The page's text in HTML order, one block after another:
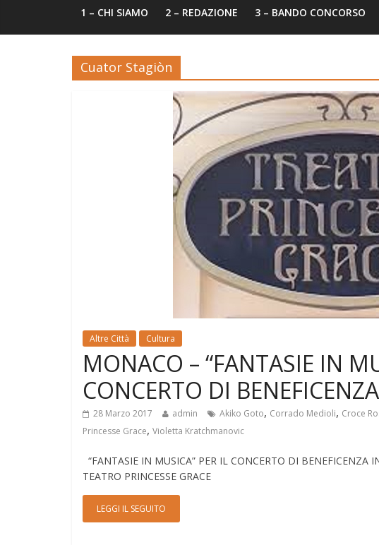
1 – CHI SIAMO 2 – REDAZIONE 3 – BANDO CONCORSO
Cuator Stagiòn
Altre Città Cultura
MONACO – “FANTASIE IN
CONCERTO DI BENEFICENZA
28 Marzo 2017 admin Akiko Goto, Corrado Medioli, Croce
Princesse Grace, Violetta Kratchmanovic
“FANTASIE IN MUSICA” PER IL CONCERTO DI BENEFICENZA
TEATRO PRINCESSE GRACE
LEGGI IL SEGUITO